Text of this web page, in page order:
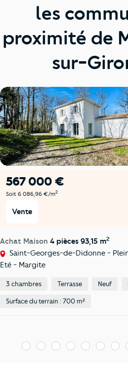
les
proximité de
sur-
567 000 €
Soit 6 086,96 €/m2
Vente
Achat Maison 4 pièces 93,15 m2
Saint-Georges-de-Didonne -
Eté - Margite
3 chambres Terrasse Neuf
Surface du terrain : 700 m²
1 2 3 4 5 6 7 8